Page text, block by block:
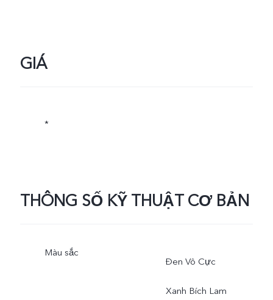
GIÁ
*
THÔNG SỐ KỸ THUẬT CƠ BẢN
Màu sắc
Đen Vô Cực
Xanh Bích Lam